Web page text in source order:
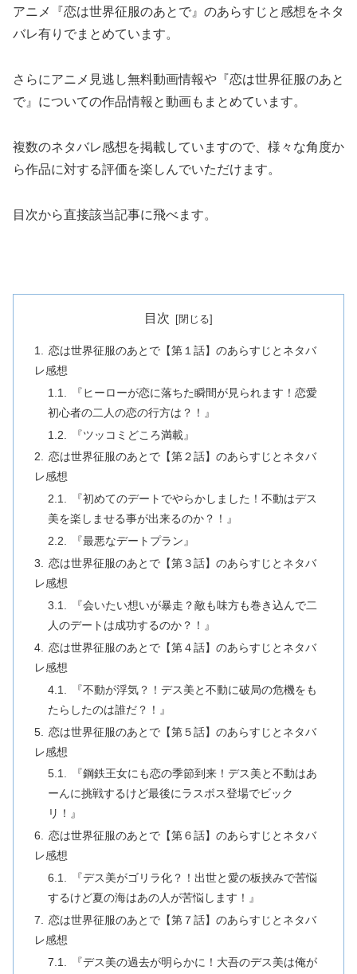
アニメ『恋は世界征服のあとで』のあらすじと感想をネタ
バレ有りでまとめています。
さらにアニメ見逃し無料動画情報や『恋は世界征服のあと
で』についての作品情報と動画もまとめています。
複数のネタバレ感想を掲載していますので、様々な角度か
ら作品に対する評価を楽しんでいただけます。
目次から直接該当記事に飛べます。
目次
恋は世界征服のあとで【第１話】のあらすじとネタバ
レ感想
『ヒーローが恋に落ちた瞬間が見られます！恋愛
初心者の二人の恋の行方は？！』
『ツッコミどころ満載』
恋は世界征服のあとで【第２話】のあらすじとネタバ
レ感想
『初めてのデートでやらかしました！不動はデス
美を楽しませる事が出来るのか？！』
『最悪なデートプラン』
恋は世界征服のあとで【第３話】のあらすじとネタバ
レ感想
『会いたい想いが暴走？敵も味方も巻き込んで二
人のデートは成功するのか？！』
恋は世界征服のあとで【第４話】のあらすじとネタバ
レ感想
『不動が浮気？！デス美と不動に破局の危機をも
たらしたのは誰だ？！』
恋は世界征服のあとで【第５話】のあらすじとネタバ
レ感想
『鋼鉄王女にも恋の季節到来！デス美と不動はあ
ーんに挑戦するけど最後にラスボス登場でビック
リ！』
恋は世界征服のあとで【第６話】のあらすじとネタバ
レ感想
『デス美がゴリラ化？！出世と愛の板挟みで苦悩
するけど夏の海はあの人が苦悩します！』
恋は世界征服のあとで【第７話】のあらすじとネタバ
レ感想
『デス美の過去が明らかに！大吾のデス美は俺が